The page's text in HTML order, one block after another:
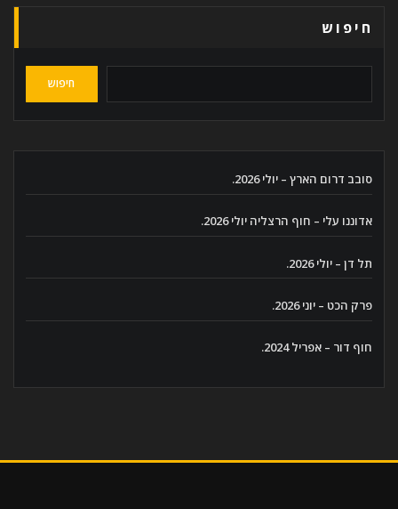
חיפוש
חיפוש
סובב דרום הארץ – יולי 2026.
אדוננו עלי – חוף הרצליה יולי 2026.
תל דן – יולי 2026.
פרק הכט – יוני 2026.
חוף דור – אפריל 2024.